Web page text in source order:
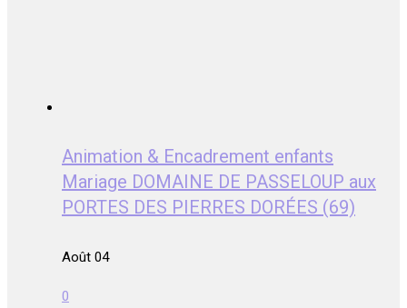
Animation & Encadrement enfants
Mariage DOMAINE DE PASSELOUP aux
PORTES DES PIERRES DORÉES (69)
Août 04
0